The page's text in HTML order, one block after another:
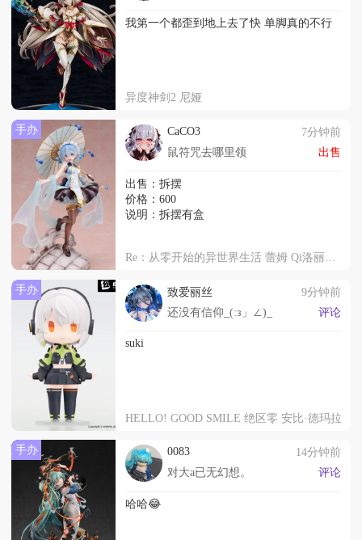
我第一个都歪到地上去了快 单脚真的不行
异度神剑2 尼娅
手办 CaCO3
7分钟前
鼠符咒去哪里领
出售
出售：拆摆
价格：600
说明：拆摆有盒
Re：从零开始的异世界生活 蕾姆 Qi洛丽塔Ver.
手办 致爱丽丝
9分钟前
还没有信仰_(:з」∠)_
评论
suki
HELLO! GOOD SMILE 绝区零 安比·德玛拉
手办 0083
14分钟前
对大a已无幻想。
评论
哈哈😂